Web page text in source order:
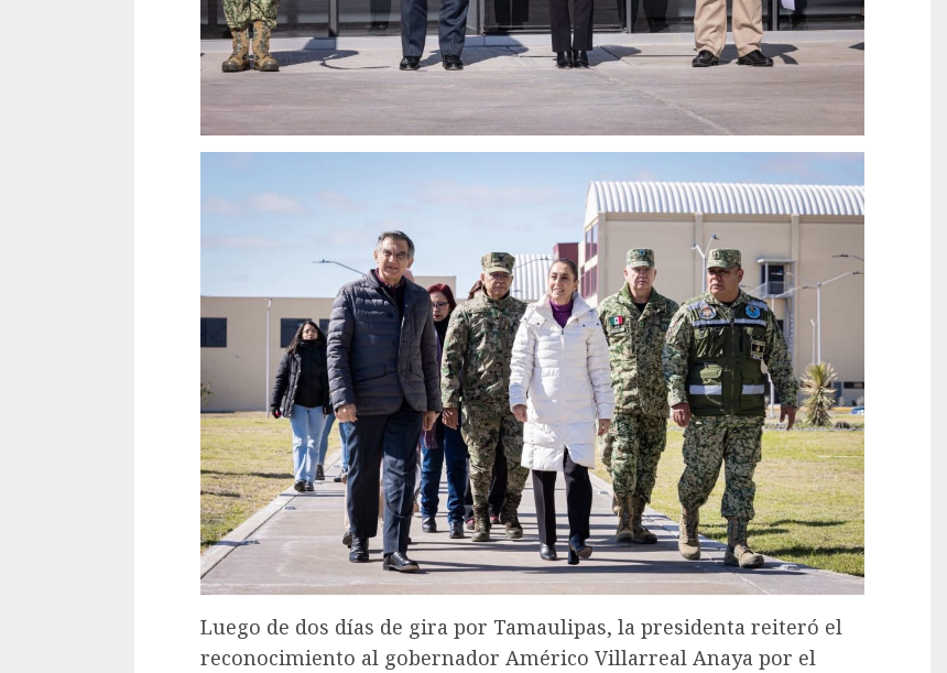
Luego de dos días de gira por Tamaulipas, la presidenta reiteró el
reconocimiento al gobernador Américo Villarreal Anaya por el